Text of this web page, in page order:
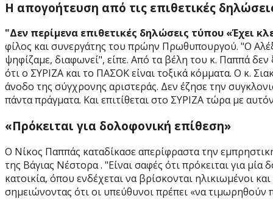
Η απογοήτευση από τις επιθετικές
"Δεν περίμενα επιθετικές δηλώσεις τύπου «Έχει
φίλος και συνεργάτης του πρώην Πρωθυπουργού. "Ο
ψηφίζαμε, διαφωνεί", είπε. Από τα βέλη του κ. Παππά
ότι ο ΣΥΡΙΖΑ και το ΠΑΣΟΚ είναι τοξικά κόμματα. Ο κ.
άνοδο της σύγχρονης αριστεράς. Δεν έζησε την
πάντα πράγματα. Και επιτίθεται στο ΣΥΡΙΖΑ τώρα με
«Πρόκειται για δολοφονική επίθεση»
Ο Νίκος Παππάς καταδίκασε απερίφραστα την
της Βάγιας Νέστορα . "Είναι σαφές ότι πρόκειται για
κατοικία, όπου ενδέχεται να βρίσκονται ηλικιωμένοι
σημειώνοντας ότι οι υπεύθυνοι πρέπει «να τιμωρηθούν